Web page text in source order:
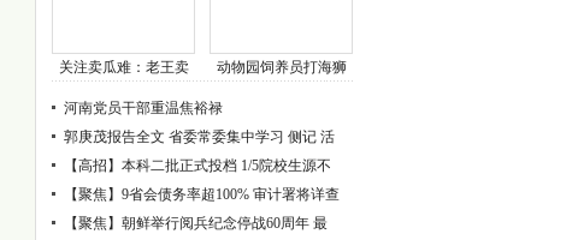
关注卖瓜难：老王卖
动物园饲养员打海狮
河南党员干部重温焦裕禄
郭庚茂报告全文 省委常委集中学习 侧记 活
动扎实起步 评
【高招】本科二批正式投档 1/5院校生源不
足 30日征志愿
【聚焦】9省会债务率超100% 审计署将详查
地方政府性债务
【聚焦】朝鲜举行阅兵纪念停战60周年 最